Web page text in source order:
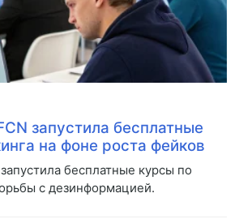
запустила бесплатные
на фоне роста фейков
бесплатные курсы по
с дезинформацией.